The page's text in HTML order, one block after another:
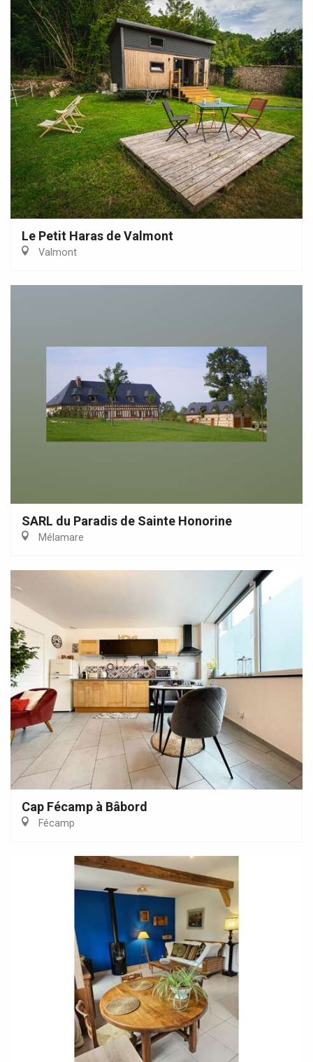
Le Petit Haras de Valmont
Valmont
SARL du Paradis de Sainte Honorine
Mélamare
Cap Fécamp à Bâbord
Fécamp